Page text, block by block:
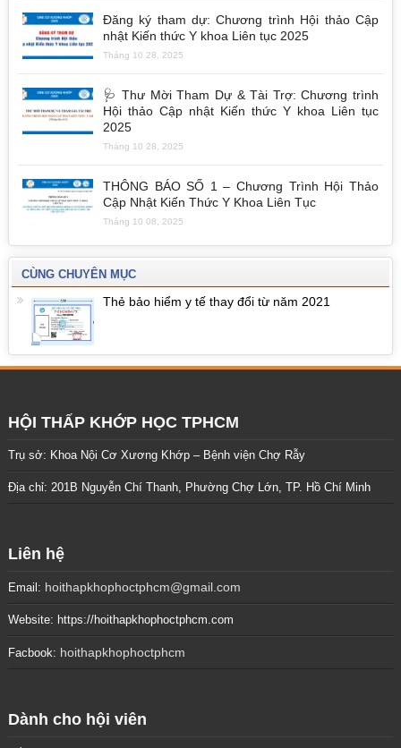
Đăng ký tham dự: Chương trình Hội thảo Cập
nhật Kiến thức Y khoa Liên tục 2025
Tháng 10 28, 2025
🩺 Thư Mời Tham Dự & Tài Trợ: Chương trình
Hội thảo Cập nhật Kiến thức Y khoa Liên tục
2025
Tháng 10 28, 2025
THÔNG BÁO SỐ 1 – Chương Trình Hội Thảo
Cập Nhật Kiến Thức Y Khoa Liên Tục
Tháng 10 08, 2025
CÙNG CHUYÊN MỤC
Thẻ bảo hiểm y tế thay đổi từ năm 2021
HỘI THẤP KHỚP HỌC TPHCM
Trụ sở: Khoa Nội Cơ Xương Khớp – Bệnh viện Chợ Rẫy
Địa chỉ: 201B Nguyễn Chí Thanh, Phường Chợ Lớn, TP. Hồ Chí Minh
Liên hệ
Email: hoithapkhophoctphcm@gmail.com
Website: https://hoithapkhophoctphcm.com
Facbook: hoithapkhophoctphcm
Dành cho hội viên